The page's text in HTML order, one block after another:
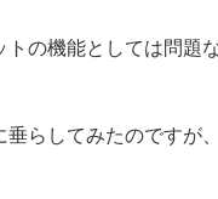
の機能としては問題な
らしてみたのですが